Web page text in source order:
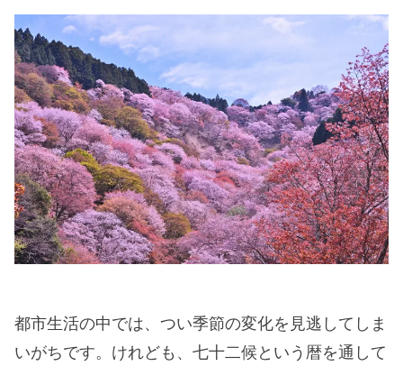
都市生活の中では、つい季節の変化を見逃してしま
いがちです。けれども、七十二候という暦を通して